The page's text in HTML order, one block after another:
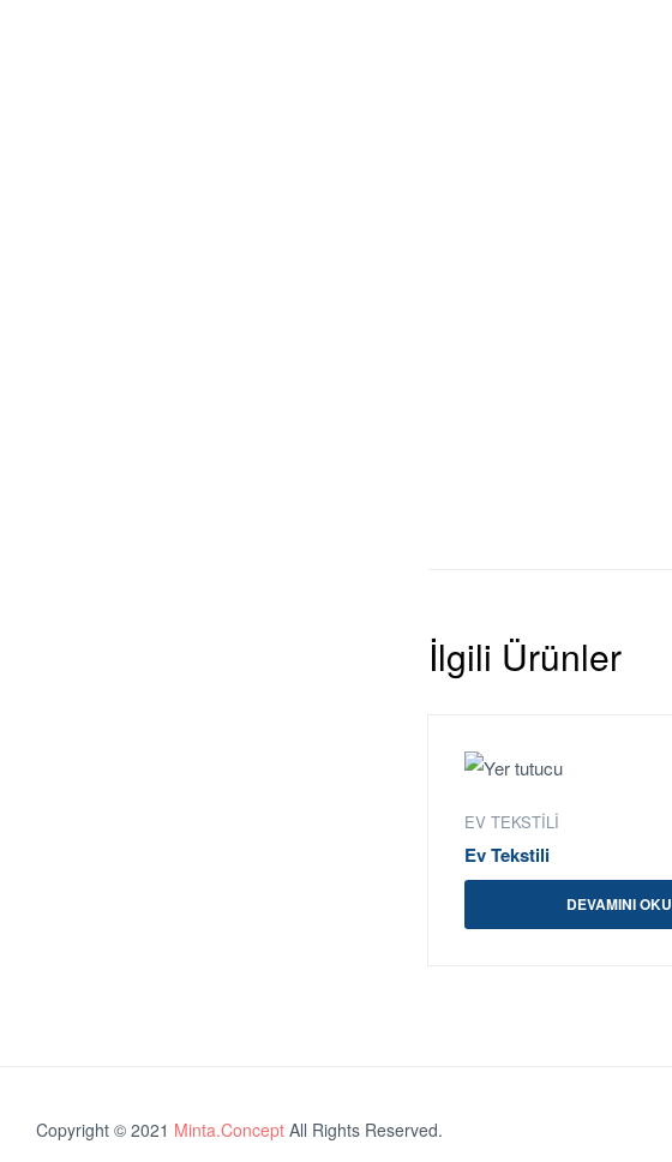
İlgili Ürünler
EV TEKSTILI
Ev Tekstili
DEVAMINI OKU
Copyright © 2021 Minta.Concept All Rights Reserved.